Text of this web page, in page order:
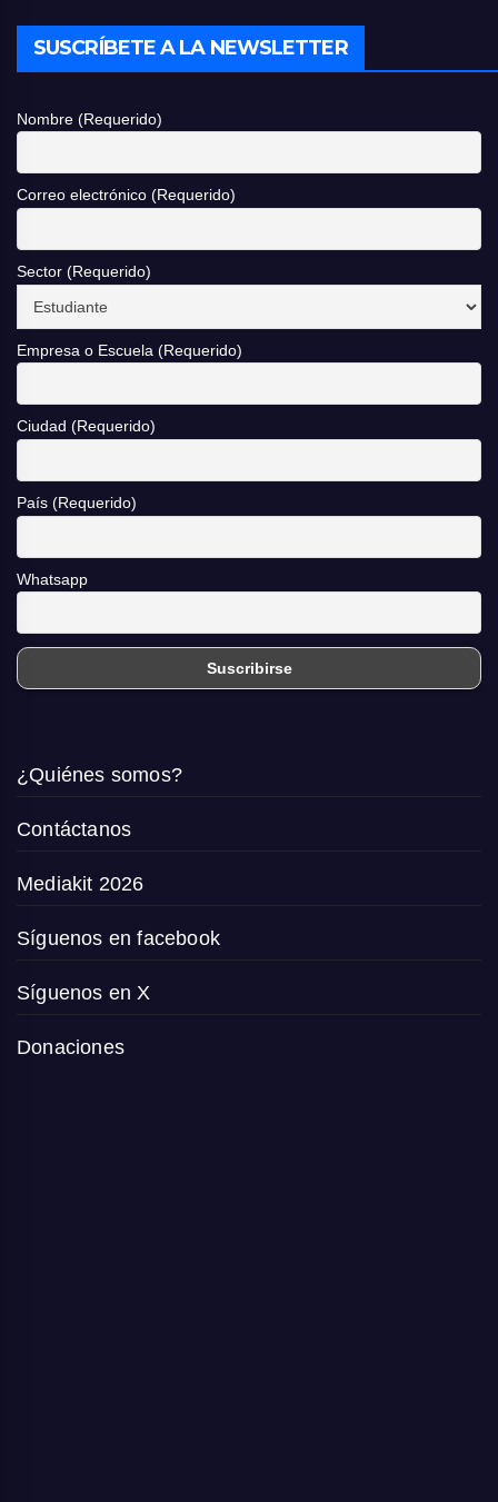
SUSCRÍBETE A LA NEWSLETTER
Nombre (Requerido)
Correo electrónico (Requerido)
Sector (Requerido)
Empresa o Escuela (Requerido)
Ciudad (Requerido)
País (Requerido)
Whatsapp
¿Quiénes somos?
Contáctanos
Mediakit 2026
Síguenos en facebook
Síguenos en X
Donaciones